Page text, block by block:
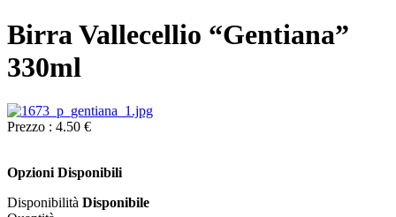
Birra Vallecellio “Gentiana”
330ml
Prezzo : 4.50 €
Opzioni Disponibili
Disponibilità Disponibile